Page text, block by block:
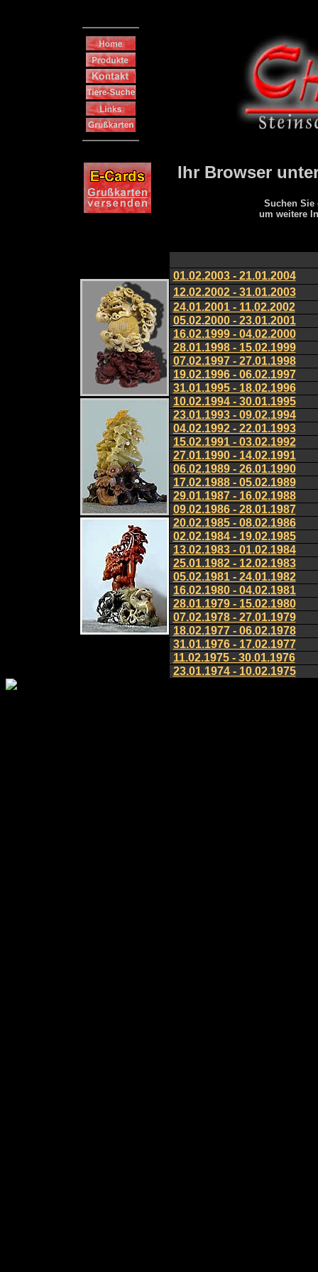
Ihr Browser
Suchen Sie
um weitere
01.02.2003 - 21.01.2004
12.02.2002 - 31.01.2003
24.01.2001 - 11.02.2002
05.02.2000 - 23.01.2001
16.02.1999 - 04.02.2000
28.01.1998 - 15.02.1999
07.02.1997 - 27.01.1998
19.02.1996 - 06.02.1997
31.01.1995 - 18.02.1996
10.02.1994 - 30.01.1995
23.01.1993 - 09.02.1994
04.02.1992 - 22.01.1993
15.02.1991 - 03.02.1992
27.01.1990 - 14.02.1991
06.02.1989 - 26.01.1990
17.02.1988 - 05.02.1989
29.01.1987 - 16.02.1988
09.02.1986 - 28.01.1987
20.02.1985 - 08.02.1986
02.02.1984 - 19.02.1985
13.02.1983 - 01.02.1984
25.01.1982 - 12.02.1983
05.02.1981 - 24.01.1982
16.02.1980 - 04.02.1981
28.01.1979 - 15.02.1980
07.02.1978 - 27.01.1979
18.02.1977 - 06.02.1978
31.01.1976 - 17.02.1977
11.02.1975 - 30.01.1976
23.01.1974 - 10.02.1975